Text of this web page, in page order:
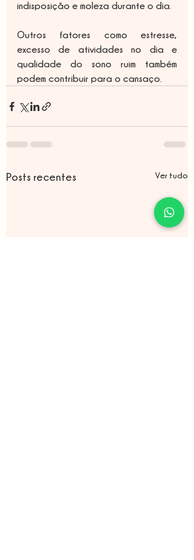
indisposição e moleza durante o dia.
Outros fatores como estresse,
excesso de atividades no dia e
qualidade do sono ruim também
podem contribuir para o cansaço.
Posts recentes Ver tudo